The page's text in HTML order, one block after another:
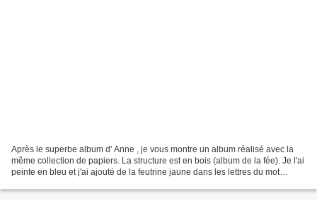
Après le superbe album d' Anne , je vous montre un album réalisé avec la
même collection de papiers. La structure est en bois (album de la fée). Je l'ai
peinte en bleu et j'ai ajouté de la feutrine jaune dans les lettres du mot